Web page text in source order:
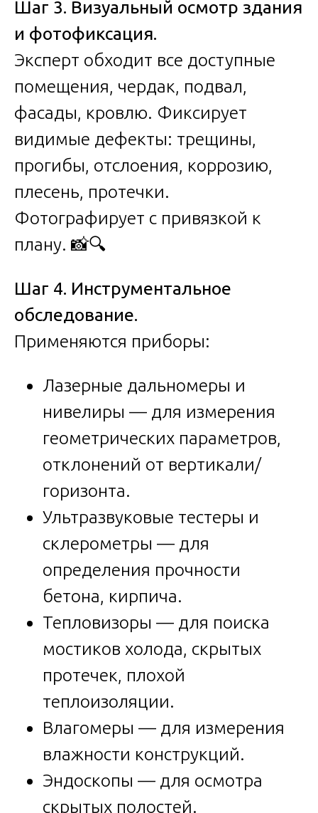
Шаг 3. Визуальный осмотр здания
и фотофиксация.
Эксперт обходит все доступные
помещения, чердак, подвал,
фасады, кровлю. Фиксирует
видимые дефекты: трещины,
прогибы, отслоения, коррозию,
плесень, протечки.
Фотографирует с привязкой к
плану. 📸🔍
Шаг 4. Инструментальное
обследование.
Применяются приборы:
Лазерные дальномеры и
нивелиры — для измерения
геометрических параметров,
отклонений от вертикали/
горизонта.
Ультразвуковые тестеры и
склерометры — для
определения прочности
бетона, кирпича.
Тепловизоры — для поиска
мостиков холода, скрытых
протечек, плохой
теплоизоляции.
Влагомеры — для измерения
влажности конструкций.
Эндоскопы — для осмотра
скрытых полостей.